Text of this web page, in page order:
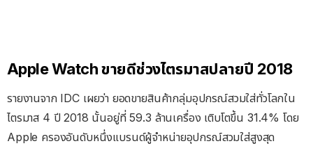
Apple Watch ขายดีช่วงไตรมาสปลายปี 2018
รายงานจาก IDC เผยว่า ยอดขายสินค้ากลุ่มอุปกรณ์สวมใส่ทั่วโลกใน
ไตรมาส 4 ปี 2018 นั้นอยู่ที่ 59.3 ล้านเครื่อง เติบโตขึ้น 31.4% โดย
Apple ครองอันดับหนึ่งแบรนด์ผู้จำหน่ายอุปกรณ์สวมใส่สูงสุด